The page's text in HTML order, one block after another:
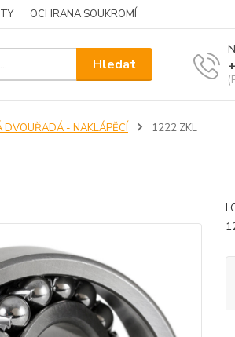
OCHRANA SOUKROMÍ
Hledat
DVOUŘADÁ - NAKLÁPĚCÍ 1222 ZKL